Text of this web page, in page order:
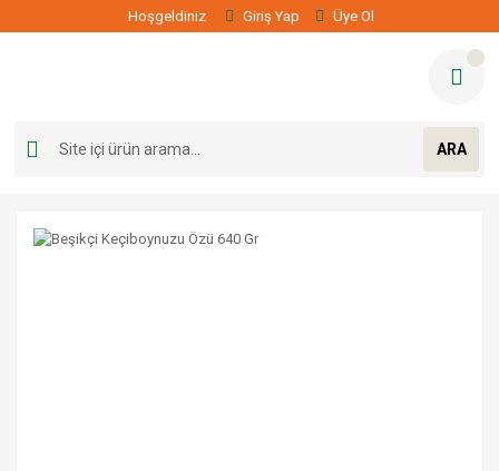
Hoşgeldiniz Giriş Yap Üye Ol
ARA